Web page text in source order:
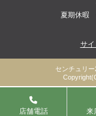
店舗電話 来
夏期休暇
サ
センチュリ